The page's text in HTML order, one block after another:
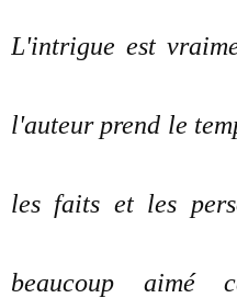
L'intrigue est
l'auteur prend le
les faits et les
beaucoup